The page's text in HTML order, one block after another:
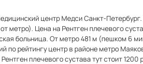
центр Медси Санкт-Петербург.
метро). Цена на Рентген плечевого
больница. От метро 481 м (пешком 6
по рейтингу центр в районе метро
плечевого сустава тут стоит 1200